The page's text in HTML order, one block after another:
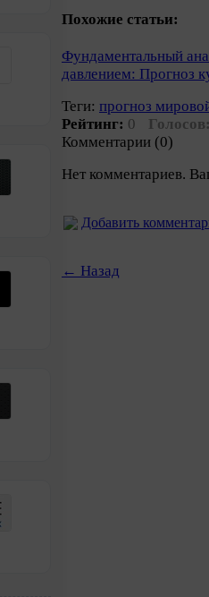
Похожие статьи:
Фундаментальный
давлением: Прогноз
Теги: прогноз
Рейтинг: 0
Комментарии (0)
Нет комментариев.
Добавить
← Назад